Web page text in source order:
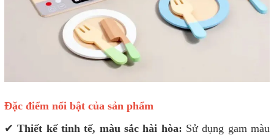
Đặc điểm nổi bật của sản phẩm
✔Thiết kế tinh tế, màu sắc hài hòa: Sử dụng gam màu